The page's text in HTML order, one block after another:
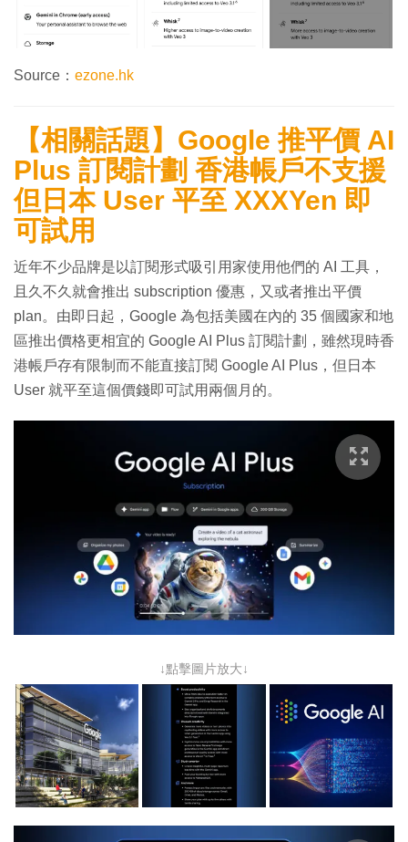
Source： ezone.hk
【相關話題】Google 推平價 AI
Plus 訂閱計劃 香港帳戶不支援
但日本 User 平至 XXXYen 即
可試用
近年不少品牌是以訂閱形式吸引用家使用他們的 AI 工具，
且久不久就會推出 subscription 優惠，又或者推出平價
plan。由即日起，Google 為包括美國在內的 35 個國家和地
區推出價格更相宜的 Google AI Plus 訂閱計劃，雖然現時香
港帳戶存有限制而不能直接訂閱 Google AI Plus，但日本
User 就平至這個價錢即可試用兩個月的。
↓點擊圖片放大↓